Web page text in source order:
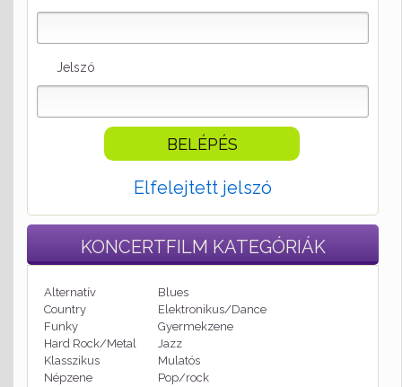
Jelszó
Elfelejtett jelszó
KONCERTFILM KATEGÓRIÁK
Alternatív
Blues
Country
Elektronikus/Dance
Funky
Gyermekzene
Hard Rock/Metal
Jazz
Klasszikus
Mulatós
Népzene
Pop/rock